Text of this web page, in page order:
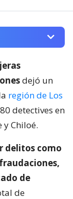
dejó un
región de Los
detectives en
Chiloé.
delitos como
de
de